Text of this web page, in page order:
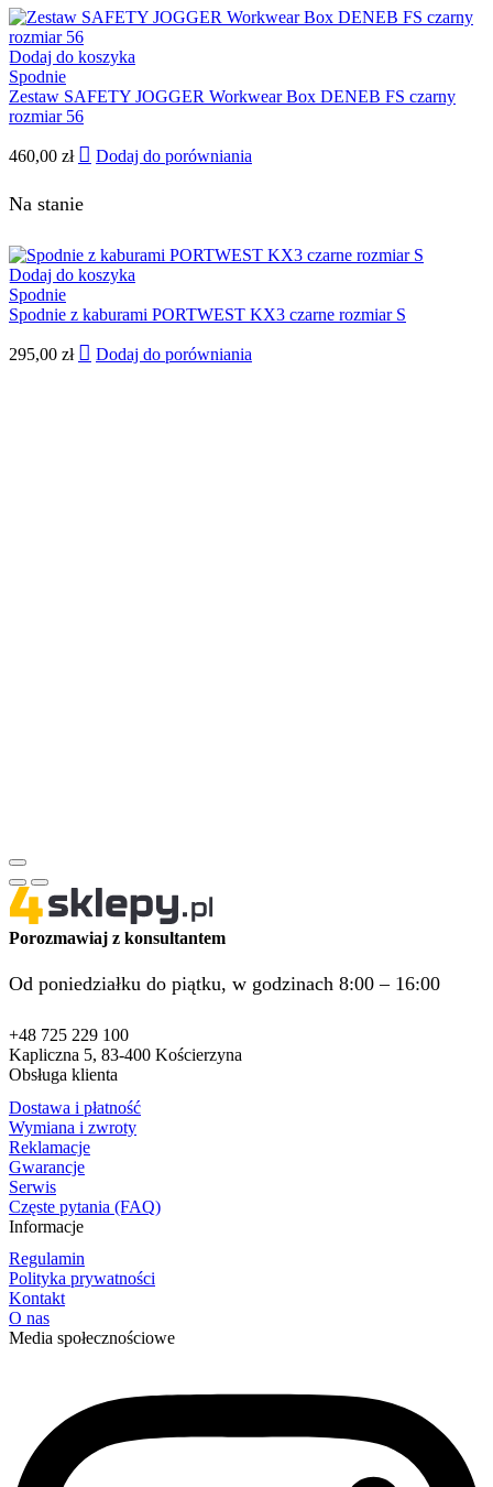
Dodaj do koszyka
Spodnie
Zestaw SAFETY JOGGER Workwear Box DENEB FS czarny
rozmiar 56
460,00 zł Dodaj do porówniania
Na stanie
Dodaj do koszyka
Spodnie
Spodnie z kaburami PORTWEST KX3 czarne rozmiar S
295,00 zł Dodaj do porówniania
Porozmawiaj z konsultantem
Od poniedziałku do piątku, w godzinach 8:00 – 16:00
+48 725 229 100
Kapliczna 5, 83-400 Kościerzyna
Obsługa klienta
Dostawa i płatność
Wymiana i zwroty
Reklamacje
Gwarancje
Serwis
Częste pytania (FAQ)
Informacje
Regulamin
Polityka prywatności
Kontakt
O nas
Media społecznościowe